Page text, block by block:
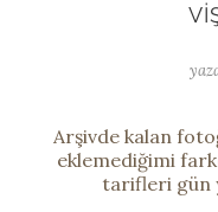
Arşivde kalan
eklemediğimi
tarifleri gün